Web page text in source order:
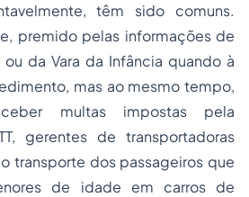
têm sido comuns.
premido pelas informações de
ou da Vara da Infância quando à
mas ao mesmo tempo,
multas impostas pela
gerentes de transportadoras
transporte dos passageiros que
de idade em carros de